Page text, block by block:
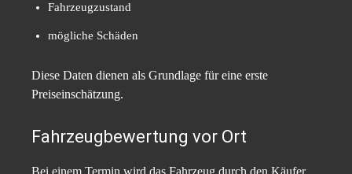
Fahrzeugzustand
mögliche Schäden
Diese Daten dienen als Grundlage für eine erste
Preiseinschätzung.
Fahrzeugbewertung vor Ort